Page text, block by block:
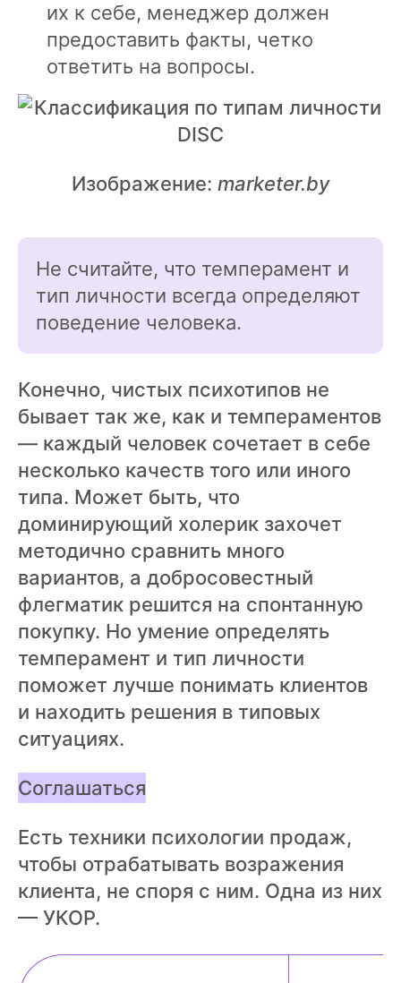
их к себе, менеджер должен
предоставить факты, четко
ответить на вопросы.
Изображение: marketer.by
Не считайте, что темперамент и
тип личности всегда определяют
поведение человека.
Конечно, чистых психотипов не
бывает так же, как и темпераментов
— каждый человек сочетает в себе
несколько качеств того или иного
типа. Может быть, что
доминирующий холерик захочет
методично сравнить много
вариантов, а добросовестный
флегматик решится на спонтанную
покупку. Но умение определять
темперамент и тип личности
поможет лучше понимать клиентов
и находить решения в типовых
ситуациях.
Соглашаться
Есть техники психологии продаж,
чтобы отрабатывать возражения
клиента, не споря с ним. Одна из них
— УКОР.